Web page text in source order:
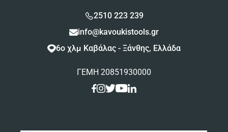
2510 223 239
info@kavoukistools.gr
6ο χλμ Καβάλας - Ξάνθης, Ελλάδα
ΓΕΜΗ 20851930000